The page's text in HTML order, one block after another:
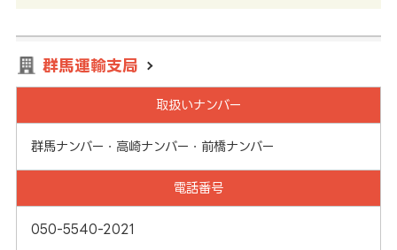
群馬運輸支局
取扱いナンバー
群馬ナンバー・高崎ナンバー・前橋ナンバー
電話番号
050-5540-2021